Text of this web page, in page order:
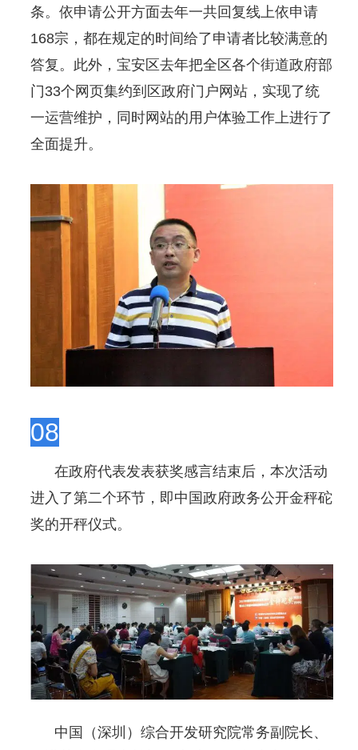
条。依申请公开方面去年一共回复线上依申请
168宗，都在规定的时间给了申请者比较满意的
答复。此外，宝安区去年把全区各个街道政府部
门33个网页集约到区政府门户网站，实现了统
一运营维护，同时网站的用户体验工作上进行了
全面提升。
08
在政府代表发表获奖感言结束后，本次活动
进入了第二个环节，即中国政府政务公开金秤砣
奖的开秤仪式。
中国（深圳）综合开发研究院常务副院长、